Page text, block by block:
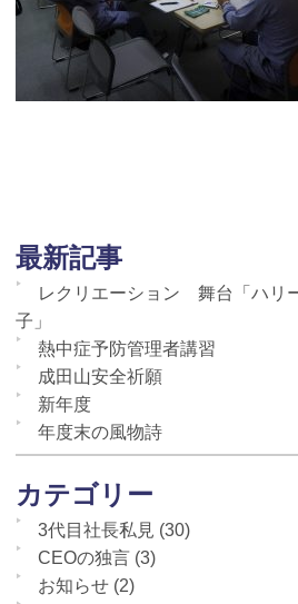
最新記事
レクリエーション 舞台「ハリ
子」
熱中症予防管理者講習
成田山安全祈願
新年度
年度末の風物詩
カテゴリー
3代目社長私見 (30)
CEOの独言 (3)
お知らせ (2)